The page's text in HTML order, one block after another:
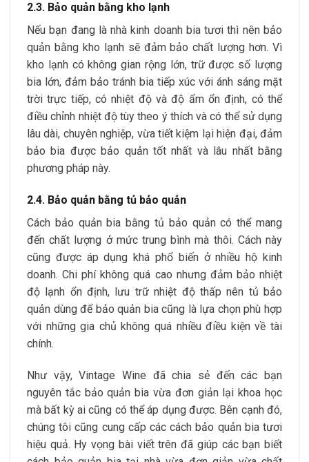
2.3. Bảo quản bằng kho lạnh
Nếu bạn đang là nhà kinh doanh bia tươi thì nên bảo
quản bằng kho lạnh sẽ đảm bảo chất lượng hơn. Vì
kho lạnh có không gian rộng lớn, trữ được số lượng
bia lớn, đảm bảo tránh bia tiếp xúc với ánh sáng mặt
trời trực tiếp, có nhiệt độ và độ ẩm ổn định, có thể
điều chỉnh nhiệt độ tùy theo ý thích và có thể sử dụng
lâu dài, chuyên nghiệp, vừa tiết kiệm lại hiện đại, đảm
bảo bia được bảo quản tốt nhất và lâu nhất bằng
phương pháp này.
2.4. Bảo quản bằng tủ bảo quản
Cách bảo quản bia bằng tủ bảo quản có thể mang
đến chất lượng ở mức trung bình mà thôi. Cách này
cũng được áp dụng khá phổ biến ở nhiều hộ kinh
doanh. Chi phí không quá cao nhưng đảm bảo nhiệt
độ lạnh ổn định, lưu trữ nhiệt độ thấp nên tủ bảo
quản dùng để bảo quản bia cũng là lựa chọn phù hợp
với những gia chủ không quá nhiều điều kiện về tài
chính.
Như vậy, Vintage Wine đã chia sẻ đến các bạn
nguyên tắc bảo quản bia vừa đơn giản lại khoa học
mà bất kỳ ai cũng có thể áp dụng được. Bên cạnh đó,
chúng tôi cũng cung cấp các cách bảo quản bia tươi
hiệu quả. Hy vọng bài viết trên đã giúp các bạn biết